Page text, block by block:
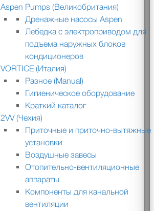
Aspen Pumps (Великобритания)
Дренажные насосы Aspen
Лебедка с электроприводом для
подъема наружных блоков
кондиционеров
VORTICE (Италия)
Разное (Manual)
Гигиеническое оборудование
Краткий каталог
2VV (Чехия)
Приточные и приточно-вытяжные
установки
Воздушные завесы
Отопительно-вентиляционные
аппараты
Компоненты для канальной
вентиляции